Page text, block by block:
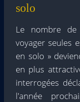
solo
Le nombre de
voyager seules
en solo »
en plus
interrogées
l'année